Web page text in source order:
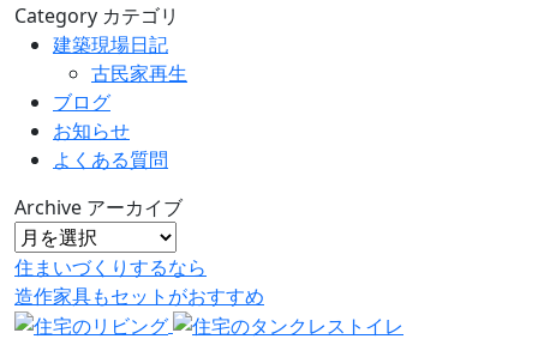
Category カテゴリ
建築現場日記
古民家再生
ブログ
お知らせ
よくある質問
Archive アーカイブ
住まいづくりするなら
造作家具もセット がおすすめ